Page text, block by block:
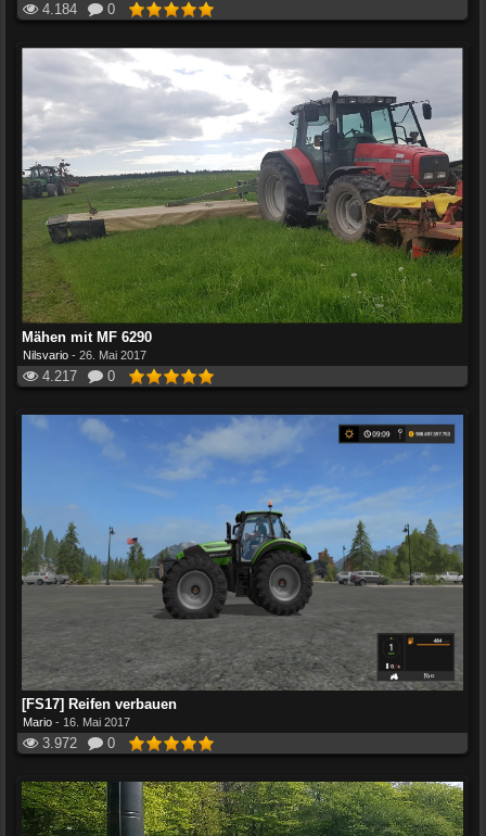
4.184 0
Mähen mit MF 6290
Nilsvario - 26. Mai 2017
4.217 0
[FS17] Reifen verbauen
Mario - 16. Mai 2017
3.972 0